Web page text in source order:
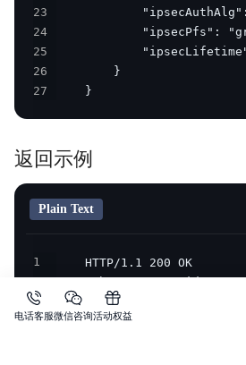
23
24
25
26
27
    }
返回示例
Plain Text
1
2
3
4
电话客服微信咨询活动权益